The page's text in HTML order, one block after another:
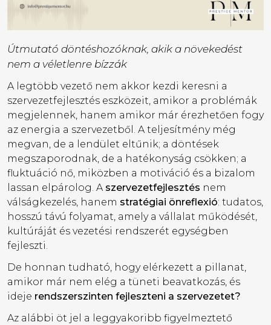
Útmutató döntéshozóknak, akik a növekedést
nem a véletlenre bízzák
A legtöbb vezető nem akkor kezdi keresni a
szervezetfejlesztés eszközeit, amikor a problémák
megjelennek, hanem amikor már érezhetően fogy
az energia a szervezetből. A teljesítmény még
megvan, de a lendület eltűnik; a döntések
megszaporodnak, de a hatékonyság csökken; a
fluktuáció nő, miközben a motiváció és a bizalom
lassan elpárolog. A szervezetfejlesztés nem
válságkezelés, hanem stratégiai önreflexió: tudatos,
hosszú távú folyamat, amely a vállalat működését,
kultúráját és vezetési rendszerét egységben
fejleszti.
De honnan tudható, hogy elérkezett a pillanat,
amikor már nem elég a tüneti beavatkozás, és
ideje rendszerszinten fejleszteni a szervezetet?
Az alábbi öt jel a leggyakoribb figyelmeztető